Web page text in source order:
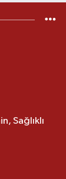
Sağlıklı